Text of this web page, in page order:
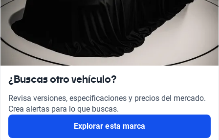
¿Buscas otro vehículo?
Revisa versiones, especificaciones y precios del mercado.
Crea alertas para lo que buscas.
Explorar esta marca